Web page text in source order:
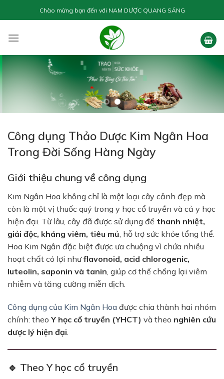
to
Chào mừng bạn đến với NAM DƯỢC QUANG SÁNG
Công dụng Thảo Dược Kim Ngân Hoa
Trong Đời Sống Hàng Ngày
Giới thiệu chung về công dụng
Kim Ngân Hoa không chỉ là một loại cây cảnh đẹp mà
còn là một vị thuốc quý trong y học cổ truyền và cả y học
hiện đại. Từ lâu, cây đã được sử dụng để thanh nhiệt,
giải độc, kháng viêm, tiêu mủ, hỗ trợ sức khỏe tổng thể.
Hoa Kim Ngân đặc biệt được ưa chuộng vì chứa nhiều
hoạt chất có lợi nhưflavonoid, acid chlorogenic,
luteolin, saponin và tanin, giúp cơ thể chống lại viêm
nhiễm và tăng cường miễn dịch.
Công dụng của Kim Ngân Hoa được chia thành hai nhóm
chính: theoY học cổ truyền (YHCT) và theo nghiên cứu
dược lý hiện đại.
🔹 Theo Y học cổ truyền